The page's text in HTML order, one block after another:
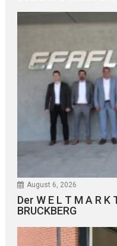
August 6, 2026
Der W E L T M A R K
BRUCKBERG